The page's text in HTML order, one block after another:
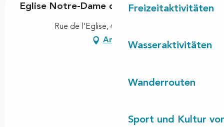
Freizeitaktivitäten
Wasseraktivitäten
Wanderrouten
Sport und Kultur
Eglise Notre-Dame de Lit
Rue de l'Eglise, 40170 Lit-et-Mixe
Anfahrt